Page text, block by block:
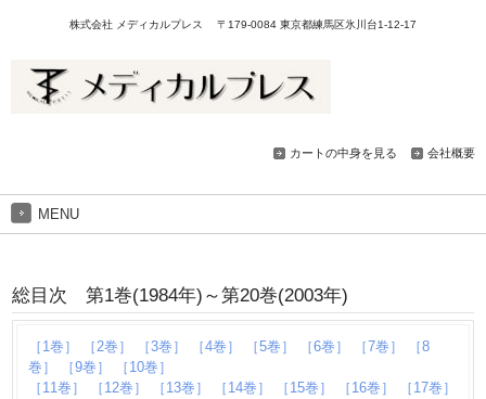
株式会社 メディカルプレス 〒179-0084 東京都練馬区氷川台1-12-17
カートの中身を見る 会社概要
MENU
総目次 第1巻(1984年)～第20巻(2003年)
［1巻］ ［2巻］ ［3巻］ ［4巻］ ［5巻］ ［6巻］ ［7巻］
［8
巻］
［9巻］
［10巻］
［11巻］
［12巻］ ［13巻］ ［14巻］ ［15巻］ ［16巻］
［17巻］